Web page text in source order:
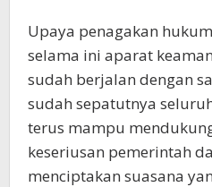
Upaya penagakan
selama ini aparat
sudah berjalan dengan
sudah sepatutnya
terus mampu
keseriusan pemerintah
menciptakan suasana